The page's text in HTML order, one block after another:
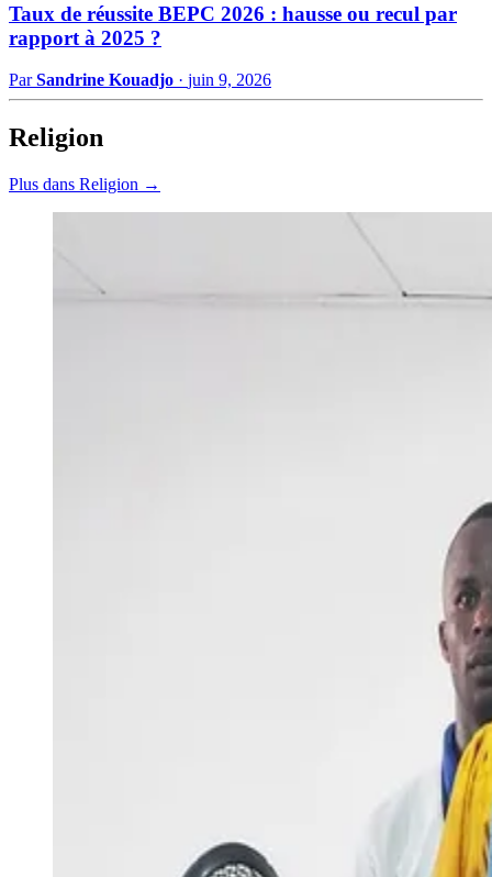
Taux de réussite BEPC 2026 : hausse ou recul par
rapport à 2025 ?
ParSandrine Kouadjo · juin 9, 2026
Religion
Plus dans Religion →